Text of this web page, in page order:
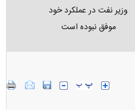
وزیر نفت در عملکرد خود
موفق نبوده است